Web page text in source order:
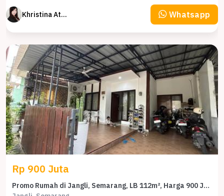
Khristina Atmodjo Whatsapp
Rp 900 Juta
Promo Rumah di Jangli, Semarang, LB 112m², Harga 900 Juta